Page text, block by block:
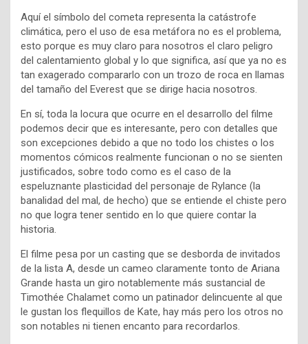
Aquí el símbolo del cometa representa la catástrofe
climática, pero el uso de esa metáfora no es el problema,
esto porque es muy claro para nosotros el claro peligro
del calentamiento global y lo que significa, así que ya no es
tan exagerado compararlo con un trozo de roca en llamas
del tamaño del Everest que se dirige hacia nosotros.
En sí, toda la locura que ocurre en el desarrollo del filme
podemos decir que es interesante, pero con detalles que
son excepciones debido a que no todo los chistes o los
momentos cómicos realmente funcionan o no se sienten
justificados, sobre todo como es el caso de la
espeluznante plasticidad del personaje de Rylance (la
banalidad del mal, de hecho) que se entiende el chiste pero
no que logra tener sentido en lo que quiere contar la
historia.
El filme pesa por un casting que se desborda de invitados
de la lista A, desde un cameo claramente tonto de Ariana
Grande hasta un giro notablemente más sustancial de
Timothée Chalamet como un patinador delincuente al que
le gustan los flequillos de Kate, hay más pero los otros no
son notables ni tienen encanto para recordarlos.